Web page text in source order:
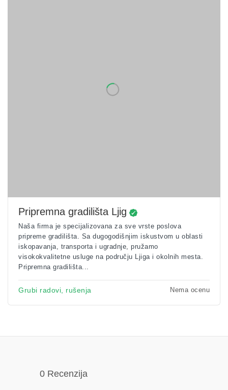
Pripremna gradilišta Ljig
Naša firma je specijalizovana za sve vrste poslova
pripreme gradilišta. Sa dugogodišnjim iskustvom u oblasti
iskopavanja, transporta i ugradnje, pružamo
visokokvalitetne usluge na području Ljiga i okolnih mesta.
Pripremna gradilišta...
Grubi radovi, rušenja Nema ocenu
0 Recenzija